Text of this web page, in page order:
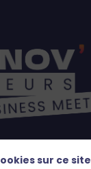
sur ce site